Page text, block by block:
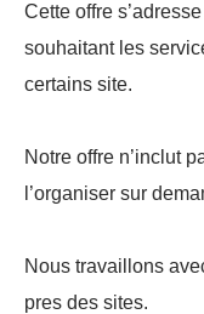
Cette offre
souhaitant les
certains site.
Notre offre n’inclut
l’organiser sur
Nous travaillons
pres des sites.